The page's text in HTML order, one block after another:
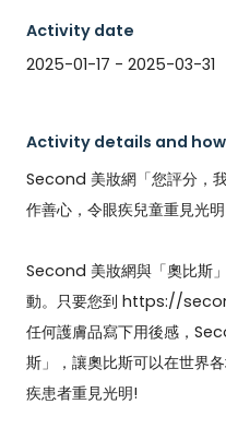
Activity date
2025-01-17 - 2025-03-31
Activity details and
Second 美妝網「您評分，
作善心，令眼疾兒童重見光
Second 美妝網與「奧比斯
動。只要您到 https://
任何護膚品寫下用後感，
斯」，讓奧比斯可以在世界
疾患者重見光明!